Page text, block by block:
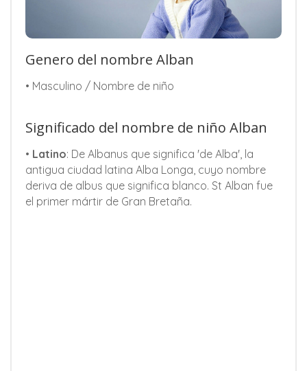
Genero del nombre Alban
• Masculino / Nombre de niño
Significado del nombre de niño Alban
• Latino: De Albanus que significa 'de Alba', la
antigua ciudad latina Alba Longa, cuyo nombre
deriva de albus que significa blanco. St Alban fue
el primer mártir de Gran Bretaña.